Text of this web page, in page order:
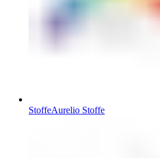
StoffeAurelio Stoffe